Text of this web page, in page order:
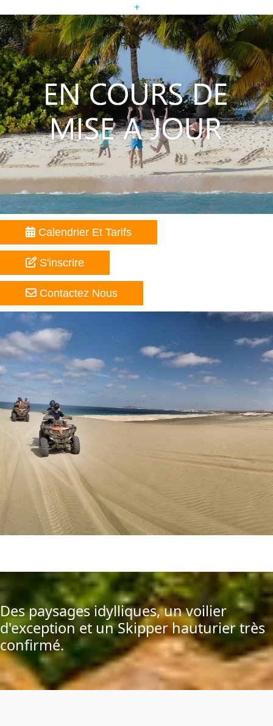
+
Calendrier Et Tarifs
S'inscrire
Contactez Nous
Des paysages idylliques, un voilier
d'exception et un Skipper hauturier très
confirmé.